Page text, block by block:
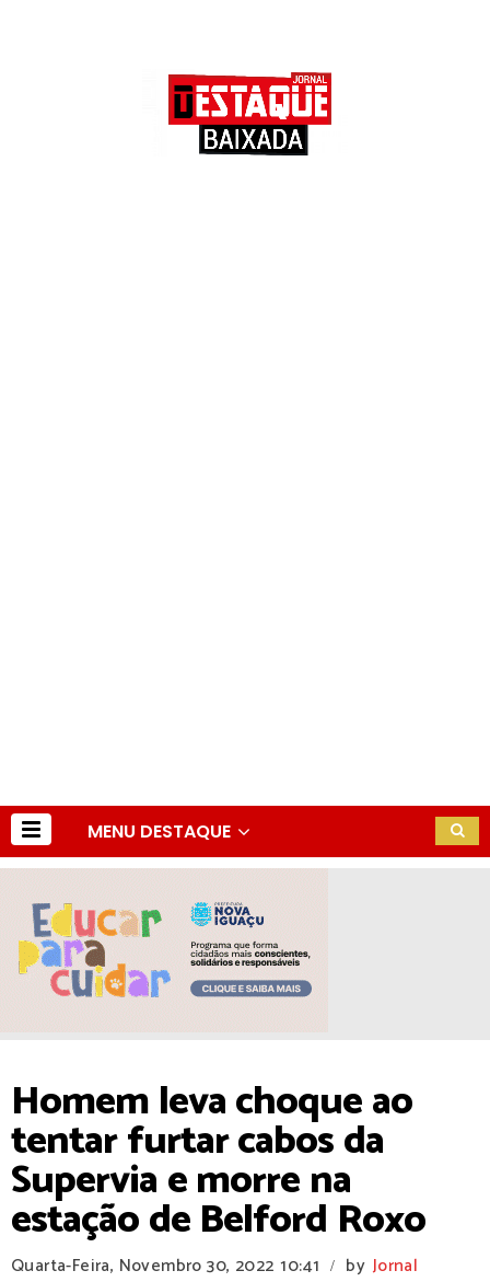
MENU DESTAQUE
Homem leva choque ao
tentar furtar cabos da
Supervia e morre na
estação de Belford Roxo
Quarta-Feira, Novembro 30, 2022 10:41 / by Jornal